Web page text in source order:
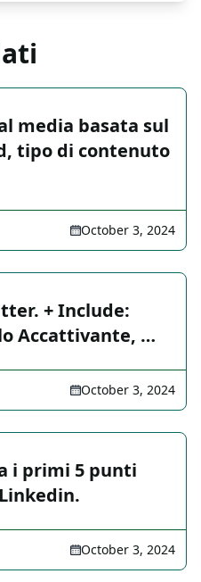
media basata sul
tipo di contenuto
October 3, 2024
+ Include:
Accattivante, …
October 3, 2024
i primi 5 punti
October 3, 2024